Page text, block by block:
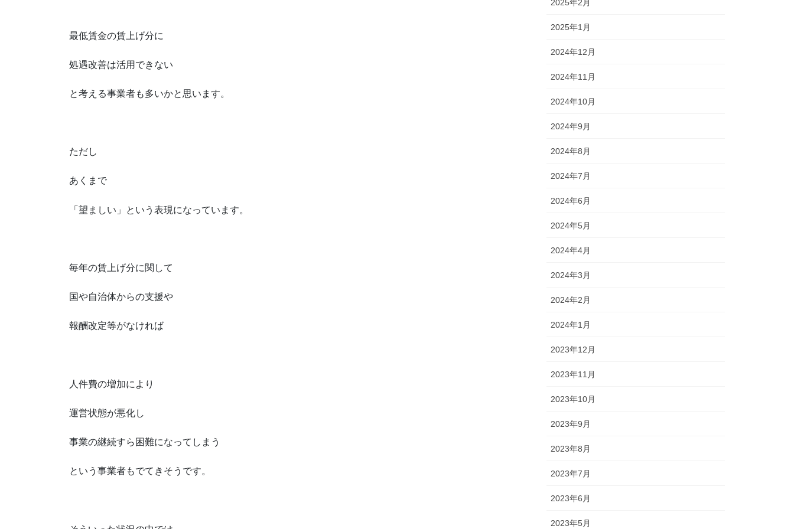
最低賃金の賃上げ分に
処遇改善は活用できない
と考える事業者も多いかと思います。
ただし
あくまで
「望ましい」という表現になっています。
毎年の賃上げ分に関して
国や自治体からの支援や
報酬改定等がなければ
人件費の増加により
運営状態が悪化し
事業の継続すら困難になってしまう
という事業者もでてきそうです。
2025年2月
2025年1月
2024年12月
2024年11月
2024年10月
2024年9月
2024年8月
2024年7月
2024年6月
2024年5月
2024年4月
2024年3月
2024年2月
2024年1月
2023年12月
2023年11月
2023年10月
2023年9月
2023年8月
2023年7月
2023年6月
2023年5月